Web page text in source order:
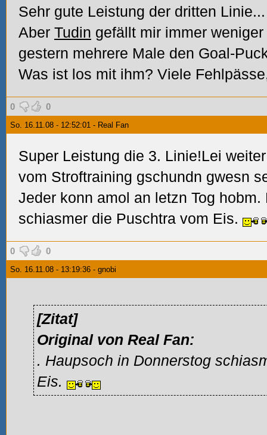
Sehr gute Leistung der dritten Linie...
Aber Tudin gefällt mir immer
gestern mehrere Male den Goal-
Was ist los mit ihm? Viele
0 0
So. 16.11.08 - 12:52:01 - Real Fan
Super Leistung die 3. Linie!Lei
vom Stroftraining gschundn gwesn
Jeder konn amol an letzn Tog
schiasmer die Puschtra vom Eis.
0 0
So. 16.11.08 - 13:19:36 - gnobi
[Zitat]
Original von Real Fan:
. Haupsoch in Donnerstog
Eis.